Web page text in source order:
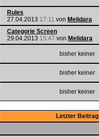
Rules
27.04.2013 17:11 von Melidara
Categorie Screen
29.04.2013 15:47 von Melidara
bisher keiner
bisher keiner
bisher keiner
Letzter Beitrag